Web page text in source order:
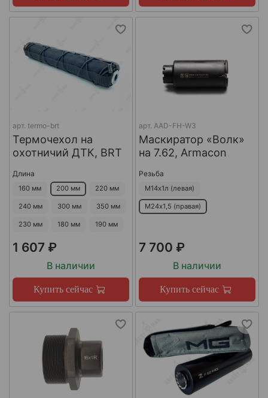
арт. termo-brt
Термочехол на
охотничий ДТК, BRT
Длина
160 мм 200 мм 220 мм
240 мм 300 мм 350 мм
230 мм 180 мм 190 мм
1 607 ₽
В наличии
Купить сейчас
арт. AAD-FH-W3
Маскиратор «Волк»
на 7.62, Armacon
Резьба
М14х1л (левая)
М24х1,5 (правая)
7 700 ₽
В наличии
Купить сейчас